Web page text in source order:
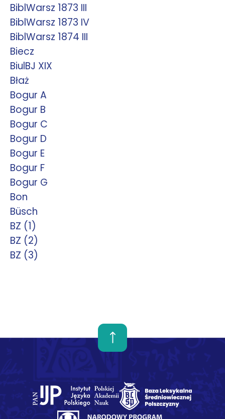
BiblWarsz 1873 III
BiblWarsz 1873 IV
BiblWarsz 1874 III
Biecz
BiulBJ XIX
Błaż
Bogur A
Bogur B
Bogur C
Bogur D
Bogur E
Bogur F
Bogur G
Bon
Büsch
BZ (1)
BZ (2)
BZ (3)